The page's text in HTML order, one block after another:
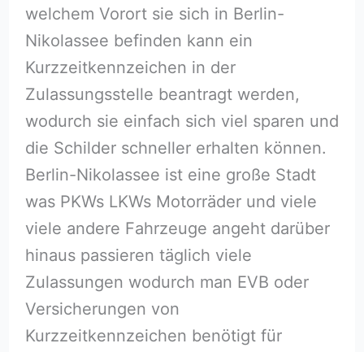
welchem Vorort sie sich in Berlin-
Nikolassee befinden kann ein
Kurzzeitkennzeichen in der
Zulassungsstelle beantragt werden,
wodurch sie einfach sich viel sparen und
die Schilder schneller erhalten können.
Berlin-Nikolassee ist eine große Stadt
was PKWs LKWs Motorräder und viele
viele andere Fahrzeuge angeht darüber
hinaus passieren täglich viele
Zulassungen wodurch man EVB oder
Versicherungen von
Kurzzeitkennzeichen benötigt für